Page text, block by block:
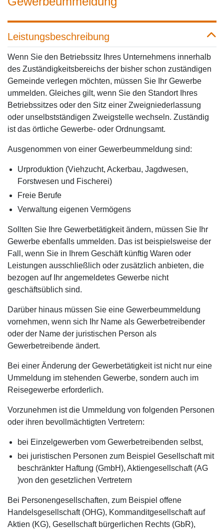
Leistungsbeschreibung
Wenn Sie den Betriebssitz Ihres Unternehmens innerhalb
des Zuständigkeitsbereichs der bisher schon zuständigen
Gemeinde verlegen möchten, müssen Sie Ihr Gewerbe
ummelden. Gleiches gilt, wenn Sie den Standort Ihres
Betriebssitzes oder den Sitz einer Zweigniederlassung
oder unselbstständigen Zweigstelle wechseln. Zuständig
ist das örtliche Gewerbe- oder Ordnungsamt.
Ausgenommen von einer Gewerbeummeldung sind:
Urproduktion (Viehzucht, Ackerbau, Jagdwesen,
Forstwesen und Fischerei)
Freie Berufe
Verwaltung eigenen Vermögens
Sollten Sie Ihre Gewerbetätigkeit ändern, müssen Sie Ihr
Gewerbe ebenfalls ummelden. Das ist beispielsweise der
Fall, wenn Sie in Ihrem Geschäft künftig Waren oder
Leistungen ausschließlich oder zusätzlich anbieten, die
bezogen auf Ihr angemeldetes Gewerbe nicht
geschäftsüblich sind.
Darüber hinaus müssen Sie eine Gewerbeummeldung
vornehmen, wenn sich Ihr Name als Gewerbetreibender
oder der Name der juristischen Person als
Gewerbetreibende ändert.
Bei einer Änderung der Gewerbetätigkeit ist nicht nur eine
Ummeldung im stehenden Gewerbe, sondern auch im
Reisegewerbe erforderlich.
Vorzunehmen ist die Ummeldung von folgenden Personen
oder ihren bevollmächtigten Vertretern:
bei Einzelgewerben vom Gewerbetreibenden selbst,
bei juristischen Personen zum Beispiel Gesellschaft mit
beschränkter Haftung (GmbH), Aktiengesellschaft (AG
)von den gesetzlichen Vertretern
Bei Personengesellschaften, zum Beispiel offene
Handelsgesellschaft (OHG), Kommanditgesellschaft auf
Aktien (KG), Gesellschaft bürgerlichen Rechts (GbR),